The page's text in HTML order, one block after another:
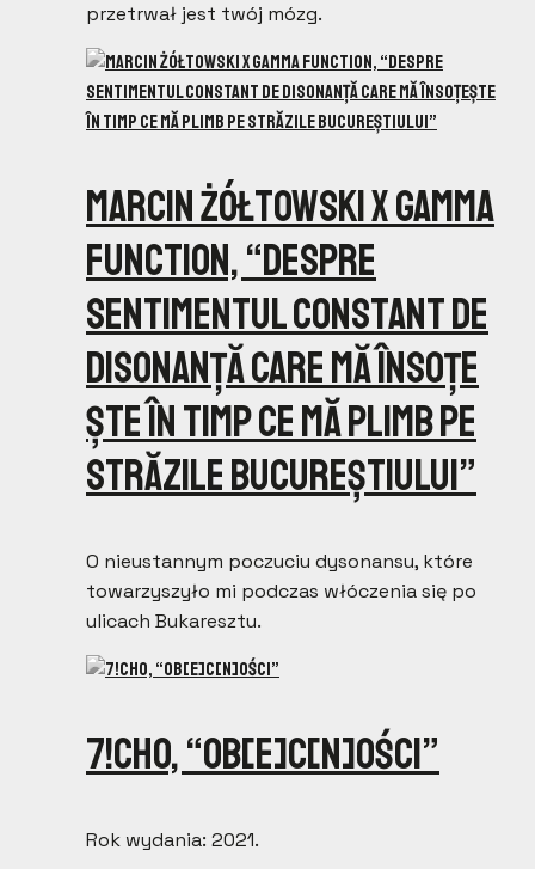
przetrwał jest twój mózg.
Marcin Żółtowski x Gamma
Function, “Despre
sentimentul constant de
disonan​ț​ă care mă înso​ț​e​
ș​te în timp ce mă plimb pe
str​ă​zile Bucure​ș​tiului”
O nieustannym poczuciu dysonansu, które
towarzyszyło mi podczas włóczenia się po
ulicach Bukaresztu.
7!cHO, “Ob​[​e​]​c​[​n​]​o​ś​ci”
Rok wydania: 2021.